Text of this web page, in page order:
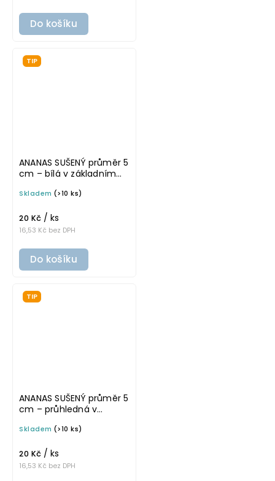
Do košíku
TIP
ANANAS SUŠENÝ průměr 5
cm – bílá v základním
samolepka na
Skladem (>10 ks)
16,53 Kč bez DPH
20 Kč / ks
Do košíku
TIP
ANANAS SUŠENÝ průměr 5
cm – průhledná v
omyvatelná samolepka
Skladem (>10 ks)
16,53 Kč bez DPH
20 Kč / ks